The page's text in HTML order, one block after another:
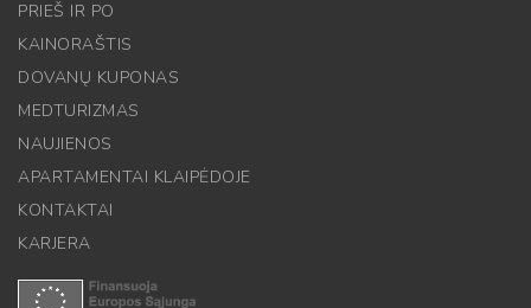
PRIEŠ IR PO
KAINORAŠTIS
DOVANŲ KUPONAS
MEDTURIZMAS
NAUJIENOS
APARTAMENTAI KLAIPĖDOJE
KONTAKTAI
KARJERA